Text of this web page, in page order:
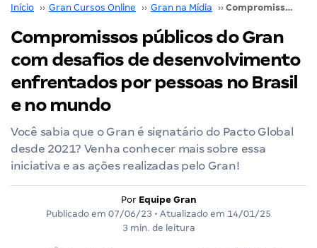
Início ›› Gran Cursos Online ›› Gran na Mídia ›› Compromissos públicos do Gran com desafios de desenvolvimento enfrentados por pessoas no Brasil e no mundo
Compromissos públicos do Gran
com desafios de desenvolvimento
enfrentados por pessoas no Brasil
e no mundo
Você sabia que o Gran é signatário do Pacto Global
desde 2021? Venha conhecer mais sobre essa
iniciativa e as ações realizadas pelo Gran!
Por Equipe Gran
Publicado em 07/06/23 • Atualizado em 14/01/25
3 min. de leitura